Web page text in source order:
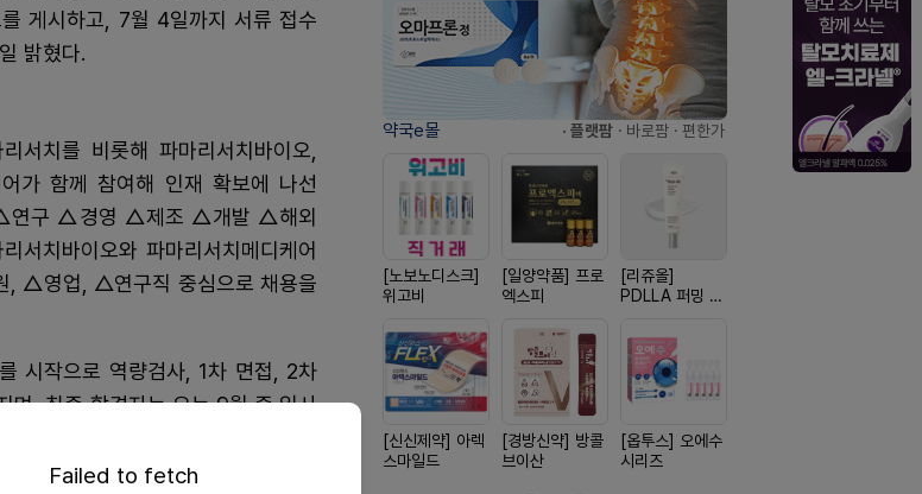
를 게시하고, 7월 4일까지 서류 접수
밝혔다.
서치를 비롯해 파마리서치바이오,
어가 함께 참여해 인재 확보에 나선
연구 △경영 △제조 △개발 △해외
서치바이오와 파마리서치메디케어
, △영업, △연구직 중심으로 채용을
시작으로 역량검사, 1차 면접, 2차
며, 최종 합격자는 오는 9월 중 입사
직무와 소속 회사에 따라 판교 본
강릉공장 등으로 배치된다.
약국e몰 · 플랫팜 · 바로팜 · 편한가
[노보노디스크]
위고비
[일양약품] 프로
엑스피
[리쥬올]
PDLLA 퍼밍 크
[신신제약] 아렉
스마일드
[경방신약] 방콜
브이산
[옵투스] 오에수
시리즈
Failed to fetch